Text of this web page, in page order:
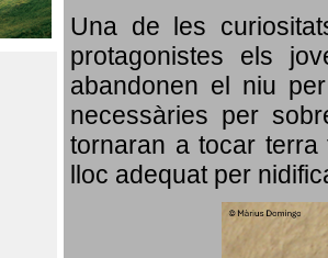
Una de les
protagonistes els
abandonen el niu
necessàries per
tornaran a tocar
lloc adequat per